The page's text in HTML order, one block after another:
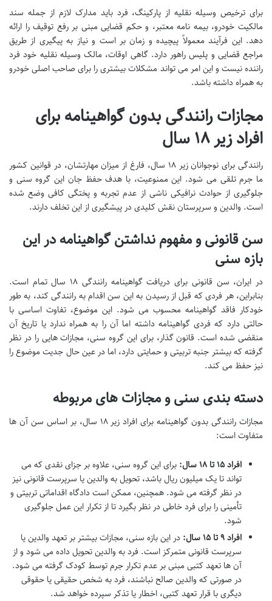
برای ترخیص وسیله نقلیه از پارکینگ، فرد باید مدارک لازم از جمله سند
مالکیت خودرو، بیمه نامه معتبر، و حکم قضایی مبنی بر رفع توقیف را ارائه
دهد. این فرآیند معمولاً پیچیده و زمان بر است و نیاز به پیگیری از طریق
مراجع قضایی و پلیس راهور دارد. گاهی اوقات، مالک وسیله نقلیه خود فرد
راننده نیست و این امر می تواند مشکلات بیشتری را برای صاحب اصلی خودرو
به همراه داشته باشد.
مجازات رانندگی بدون گواهینامه برای
افراد زیر ۱۸ سال
رانندگی برای نوجوانان زیر ۱۸ سال، فارغ از میزان مهارتشان، در قوانین کشور
ما جرم تلقی می شود. این ممنوعیت، با هدف حفظ جان این گروه سنی و
جلوگیری از حوادث نرافیکی ناشی از عدم تجربه و پختگی کافی وضع شده
است. والدین و سرپرستان نقش کلیدی در پیشگیری از این تخلف دارند.
سن قانونی و مفهوم نداشتن گواهینامه در این
بازه سنی
در ایران، سن قانونی برای دریافت گواهینامه رانندگی ۱۸ سال تمام است.
بنابراین، هر فردی که قبل از رسیدن به این سن اقدام به رانندگی کند، به طور
خودکار فاقد گواهینامه محسوب می شود. این موضوع، تفاوت اساسی با
حالتی دارد که فردی گواهینامه داشته اما آن را به همراه ندارد یا تاریخ آن
منقضی شده است. قانون گذار، برای این گروه سنی، مجازات هایی را در نظر
گرفته که بیشتر جنبه تربیتی و حمایتی دارد، اما در عین حال جدیت موضوع را
نیز حفظ می کند.
دسته بندی سنی و مجازات های مربوطه
مجازات رانندگی بدون گواهینامه برای افراد زیر ۱۸ سال، بر اساس سن آن ها
متفاوت است:
افراد ۱۵ تا ۱۸ سال:
برای این گروه سنی، علاوه بر جزای نقدی که می
تواند تا یک میلیون ریال باشد، تحویل به والدین یا سرپرست قانونی نیز
در نظر گرفته می شود. همچنین، ممکن است دادگاه اقداماتی تربیتی و
تأمینی را برای فرد خاطی در نظر بگیرد تا از تکرار این عمل جلوگیری
شود.
افراد ۹ تا ۱۵ سال:
در این بازه سنی، مجازات بیشتر بر تعهد والدین یا
سرپرست قانونی متمرکز است. فرد به والدین تحویل داده می شود و از
آن ها تعهد کتبی مبنی بر عدم تکرار جرم توسط کودک گرفته می شود.
در صورتی که والدین صالح نباشند، فرد به شخص حقیقی یا حقوقی
دیگری با قرار تعهد کتبی، اخطار یا تذکر سپرده خواهد شد.